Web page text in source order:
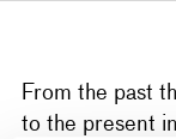
From the past
to the present